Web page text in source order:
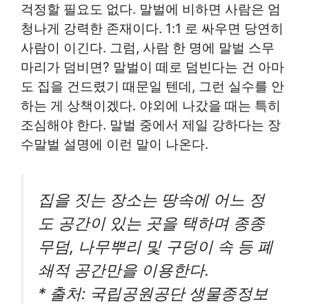
걱정할 필요도 없다. 말벌에 비하면 사람은 엄
청나게 강력한 존재이다. 1:1 로 싸우면 당연히
사람이 이긴다. 그럼, 사람 한 명에 말벌 스무
마리가 덤비면? 말벌이 떼로 덤빈다는 건 아마
도 집을 건드렸기 때문일 텐데, 그런 실수를 안
하는 게 상책이겠다. 야외에 나갔을 때는 특히
조심해야 한다. 말벌 중에서 제일 강하다는 장
수말벌 설명에 이런 말이 나온다.
집을 짓는 장소는 땅속에 어느 정
도 공간이 있는 곳을 택하며 종종
무덤, 나무뿌리 및 구덩이 속 등 폐
쇄적 공간만을 이용한다.
* 출처: 국립공원공단 생물종정보